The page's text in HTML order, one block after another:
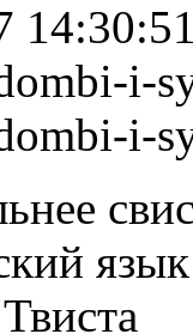
i-
i-